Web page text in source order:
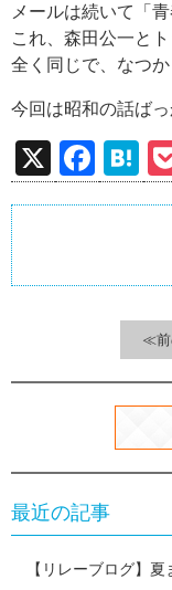
メールは続いて「
これ、森田公一と
全く同じで、なつか
今回は昭和の話ば
X
F
a
o
k
H
at
a
≪前
最近の記事
【リレーブログ】夏